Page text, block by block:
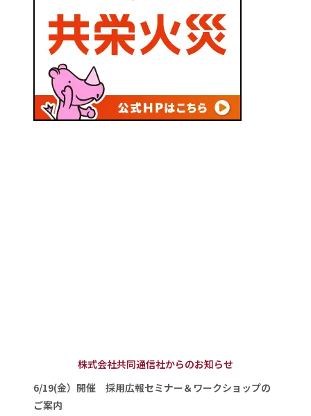
株式会社共同通信社からのお知らせ
6/19(金）開催 採用広報セミナー＆ワークショップの
ご案内